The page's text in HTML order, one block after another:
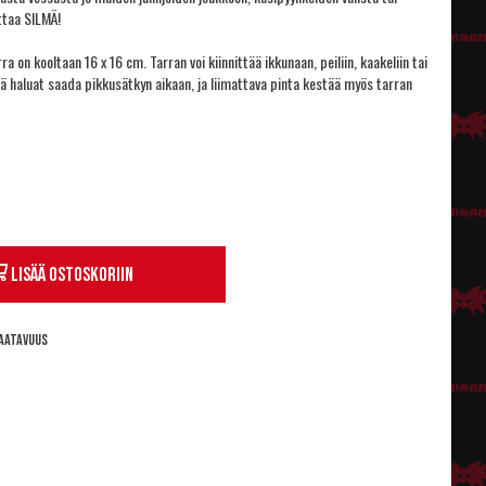
SILMÄ!
on kooltaan 16 x 16 cm. Tarran voi kiinnittää ikkunaan, peiliin, kaakeliin tai
haluat saada pikkusätkyn aikaan, ja liimattava pinta kestää myös tarran
Lisää ostoskoriin